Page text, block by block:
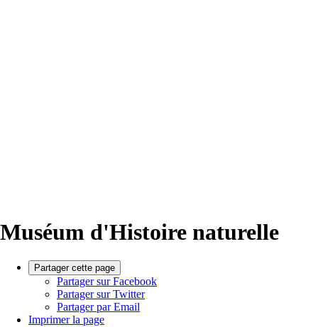
Muséum d'Histoire naturelle
Partager cette page
Partager sur Facebook
Partager sur Twitter
Partager par Email
Imprimer la page